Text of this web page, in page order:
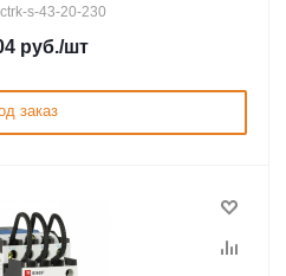
s-43-20-230
руб./шт
заказ